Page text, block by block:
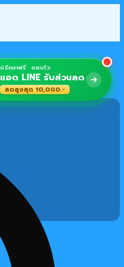
ปรึกษาฟรี · ตอบไว
แอด LINE รับส่วนลด
ลดสูงสุด 10,000.-